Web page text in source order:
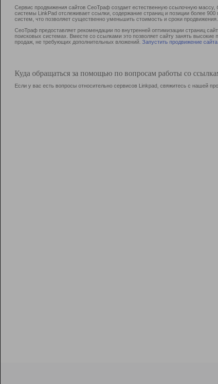
Сервис продвижения сайтов СеоТраф создает естественную ссылочную
системы LinkPad отслеживает ссылки, содержание страниц и позиции более
систем, что позволяет существенно уменьшить стоимость и сроки продвижения.
СеоТраф предоставляет рекомендации по внутренней оптимизации страниц
поисковых системах. Вместе со ссылками это позволяет сайту занять
продаж, не требующих дополнительных вложений. Запустить продвижение сайта
Куда обращаться за помощью по вопросам работы со
Если у вас есть вопросы относительно сервисов Linkpad, свяжитесь с нашей